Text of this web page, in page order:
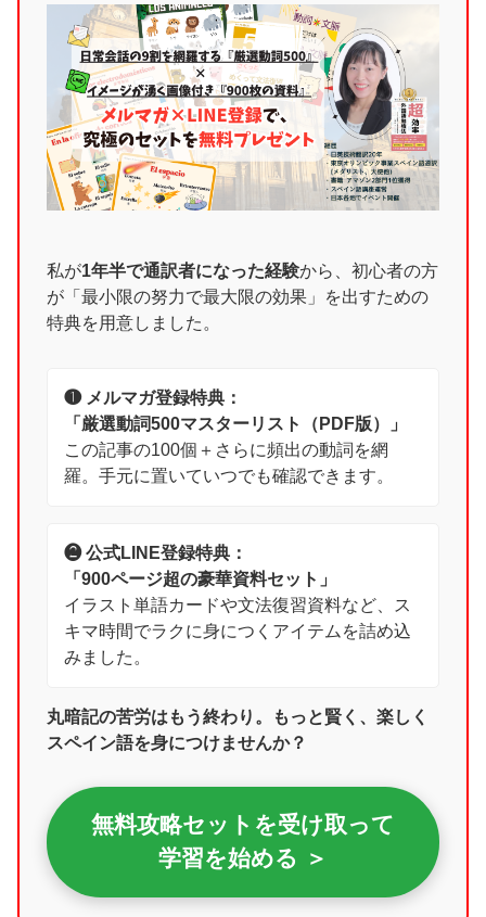
私が1年半で通訳者になった経験から、初心者の方
が「最小限の努力で最大限の効果」を出すための
特典を用意しました。
❶ メルマガ登録特典：
「厳選動詞500マスターリスト（PDF版）」
この記事の100個＋さらに頻出の動詞を網
羅。手元に置いていつでも確認できます。
❷ 公式LINE登録特典：
「900ページ超の豪華資料セット」
イラスト単語カードや文法復習資料など、ス
キマ時間でラクに身につくアイテムを詰め込
みました。
丸暗記の苦労はもう終わり。もっと賢く、楽しく
スペイン語を身につけませんか？
無料攻略セットを受け取って
学習を始める ＞